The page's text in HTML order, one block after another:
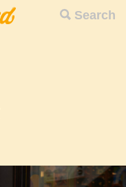
Search